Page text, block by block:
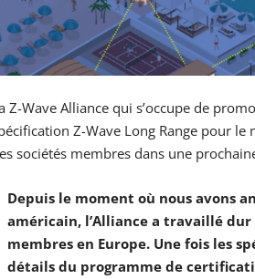
Z-Wave Alliance qui s’occupe de
Z-Wave Long Range pour
sociétés membres dans une
Depuis le moment où nous avons
américain, l’Alliance a travaillé
membres en Europe. Une fois les
détails du programme de